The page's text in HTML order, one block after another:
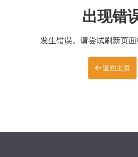
出现错
发生错误。请尝试刷新页面
返回主页